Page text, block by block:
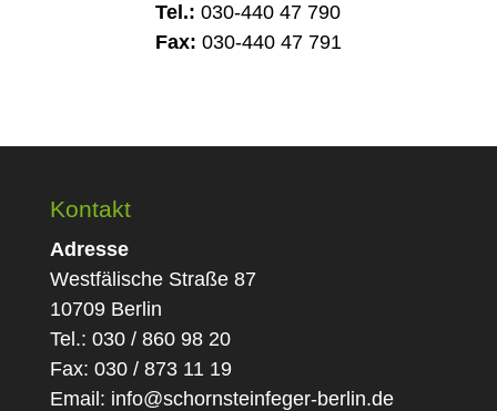
Tel.: 030-440 47 790
Fax: 030-440 47 791
Kontakt
Adresse
Westfälische Straße 87
10709 Berlin
Tel.: 030 / 860 98 20
Fax: 030 / 873 11 19
Email: info@schornsteinfeger-berlin.de